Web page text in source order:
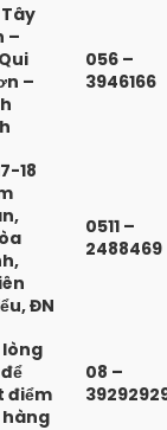
Tây
–
–
056 –
3946166
18
ĐN
0511 –
2488469
lòng
điểm
hàng
08 –